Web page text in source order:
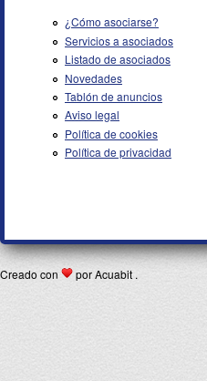
¿Cómo asociarse?
Servicios a asociados
Listado de asociados
Novedades
Tablón de anuncios
Aviso legal
Política de cookies
Política de privacidad
Creado con por Acuabit .